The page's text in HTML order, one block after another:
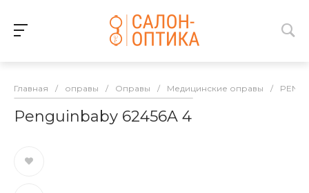
Главная / оправы / Оправы / Медицинские оправы /
Penguinbaby 62456A 4